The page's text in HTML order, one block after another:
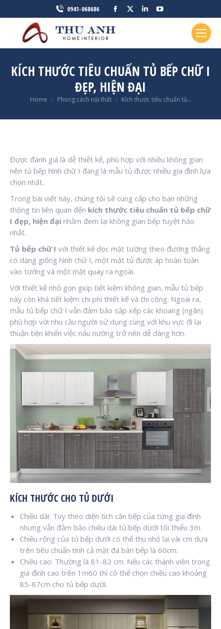
0941-068686
Facebook
in
window
in
window
Linkedin
in
window
in
window
KÍCH THƯỚC TIÊU CHUẨN TỦ BẾP CHỮ I
ĐẸP, HIỆN ĐẠI
You are here:
Home Phong cách nội thất Kích thước tiêu chuẩn tủ…
Được đánh giá là dễ thiết kế, phù hợp với nhiều không gian
nên tủ bếp hình chữ I đang là mẫu tủ được nhiều gia đình lựa
chọn nhất.
Trong bài viết này, chúng tôi sẽ cung cấp cho bạn những
thông tin liên quan đến kích thước tiêu chuẩn tủ bếp chữ
I đẹp, hiện đại nhằm đem lại không gian bếp tuyệt hảo
nhất.
Tủ bếp chữ I với thiết kế dọc mặt tường theo đường thẳng
có dạng giống hình chữ I, một mặt tủ được áp hoàn toàn
vào tường và một mặt quay ra ngoài.
Với thiết kế nhỏ gọn giúp tiết kiệm không gian, mẫu tủ bếp
này còn khá tiết kiệm chi phí thiết kế và thi công. Ngoài ra,
mẫu tủ bếp chữ I vẫn đảm bảo sắp xếp các khoang (ngăn)
phù hợp với nhu cầu người sử dụng cùng với khu vực đi lại
thuận tiện khiến việc nấu nướng trở nên dễ dàng hơn.
KÍCH THƯỚC CHO TỦ DƯỚI
Chiều dài: Tùy theo diện tích căn bếp của từng gia đình
nhưng vẫn đảm bảo chiều dài tủ bếp dưới tối thiểu 3m.
Chiều rộng của tủ bếp dưới có thể thu nhỏ lại vài cm dựa
trên tiêu chuẩn tính cả mặt đá bàn bếp là 60cm.
Chiều cao: Thường là 81-82 cm. Nếu các thành viên trong
gia đình cao trên 1m60 thì có thể chọn chiều cao khoảng
85-87cm cho tủ bếp dưới.